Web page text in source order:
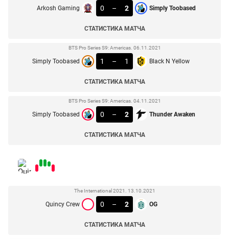
Arkosh Gaming 0 – 2 Simply Toobased
СТАТИСТИКА МАТЧА
BTS Pro Series S9: Americas. 06.11.2021
Simply Toobased 1 – 1 Black N Yellow
СТАТИСТИКА МАТЧА
BTS Pro Series S9: Americas. 04.11.2021
Simply Toobased 0 – 2 Thunder Awaken
СТАТИСТИКА МАТЧА
The International 2021. 13.10.2021
Quincy Crew 0 – 2 OG
СТАТИСТИКА МАТЧА